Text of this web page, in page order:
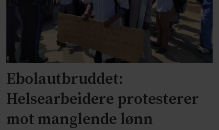
Ebolautbruddet:
Helsearbeidere protesterer
mot manglende lønn